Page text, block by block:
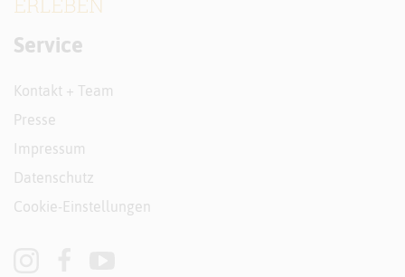
Service
Kontakt + Team
Presse
Impressum
Datenschutz
Cookie-Einstellungen